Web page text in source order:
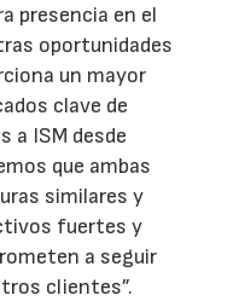
presencia en el
oportunidades
un mayor
clave de
a ISM desde
que ambas
similares y
fuertes y
a seguir
clientes”.